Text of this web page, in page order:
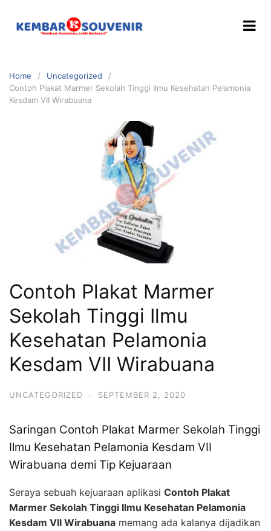
Home
Uncategorized
Contoh Plakat Marmer Sekolah Tinggi Ilmu Kesehatan Pelamonia
Kesdam VII Wirabuana
Contoh Plakat Marmer
Sekolah Tinggi Ilmu
Kesehatan Pelamonia
Kesdam VII Wirabuana
UNCATEGORIZED · SEPTEMBER 2, 2020
Saringan Contoh Plakat Marmer Sekolah Tinggi
Ilmu Kesehatan Pelamonia Kesdam VII
Wirabuana demi Tip Kejuaraan
Seraya sebuah kejuaraan aplikasi Contoh Plakat
Marmer Sekolah Tinggi Ilmu Kesehatan Pelamonia
Kesdam VII Wirabuana memang ada kalanya dijadikan